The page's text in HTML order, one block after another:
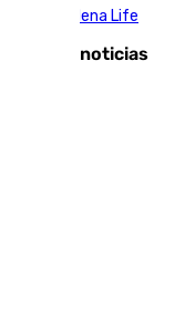
Benalmádena Life
Últimas noticias